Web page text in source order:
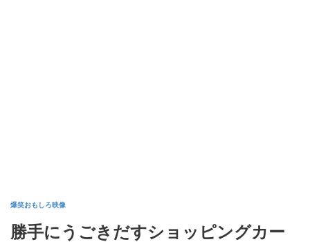
爆笑おもしろ映像
勝手にうごきだすショッピングカー